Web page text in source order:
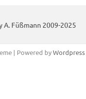
A. Füßmann 2009-2025
| Powered byWordpress